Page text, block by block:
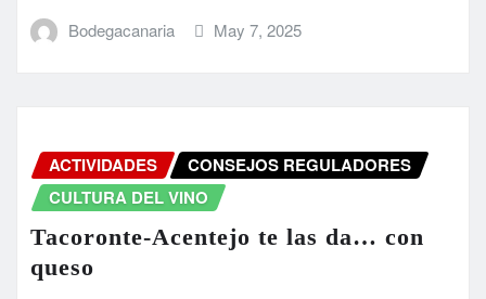
Bodegacanaria May 7, 2025
ACTIVIDADES
CONSEJOS REGULADORES
CULTURA DEL VINO
Tacoronte-Acentejo te las da… con
queso